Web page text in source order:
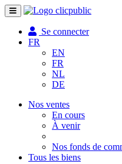
Toggle
navigation
Se connecter
FR
EN
FR
NL
DE
Nos ventes
En cours
À venir
Nos fonds de
Tous les biens